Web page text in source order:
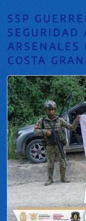
SSP
SEGURIDAD
ARSENALES
COSTA